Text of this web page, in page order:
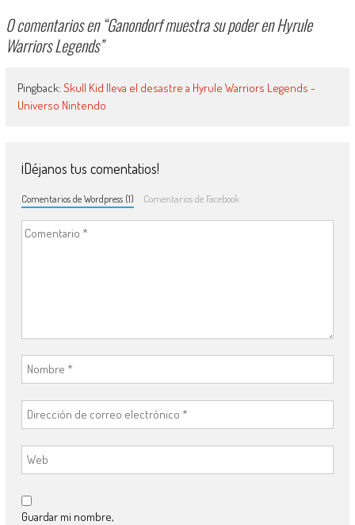
0 comentarios en “Ganondorf muestra su poder en Hyrule
Warriors Legends”
Pingback: Skull Kid lleva el desastre a Hyrule Warriors Legends -
Universo Nintendo
¡Déjanos tus comentatios!
Comentarios de Wordpress (1) Comentarios de Facebook
Guardar mi nombre,